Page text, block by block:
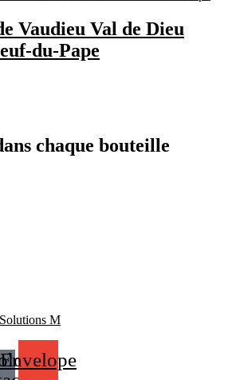
Vaudieu Val de Dieu
du-Pape
chaque bouteille
M
Envelope